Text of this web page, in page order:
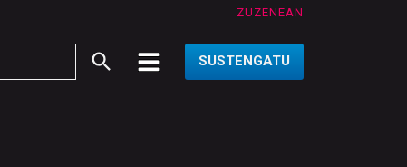
ZUZENEAN
SUSTENGATU